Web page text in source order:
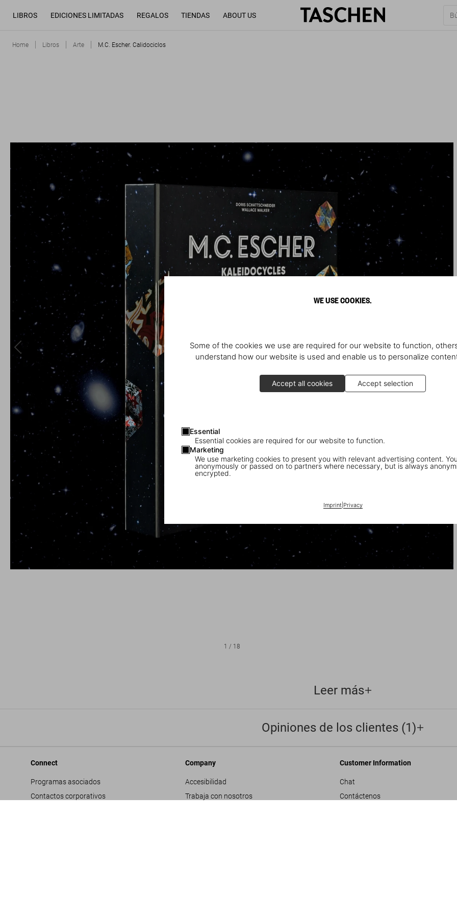
WE USE COOKIES.
Some of the cookies we use are required for our website to function,
understand how our website is used and enable us to personalize
Accept all cookies Accept selection
Essential
Essential cookies are required for our website to function.
Marketing
We use marketing cookies to present you with relevant advertising content.
anonymously or passed on to partners where necessary, but is always
encrypted.
Imprint| Privacy
LIBROS EDICIONES LIMITADAS REGALOS TIENDAS ABOUT US
Home Libros Arte M.C. Escher. Calidociclos
1 / 18
Leer más
Opiniones de los clientes (1)
Connect
Programas asociados
Contactos corporativos
Company
Accesibilidad
Trabaja con nosotros
Customer Information
Chat
Contáctenos